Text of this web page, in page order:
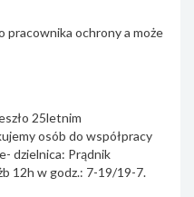
pracownika ochrony a może
25letnim
osób do współpracy
dzielnica: Prądnik
12h w godz.: 7-19/19-7.